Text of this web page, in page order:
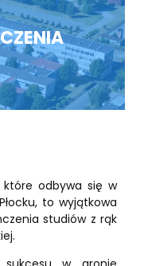
które odbywa się w
to wyjątkowa
studiów z rąk